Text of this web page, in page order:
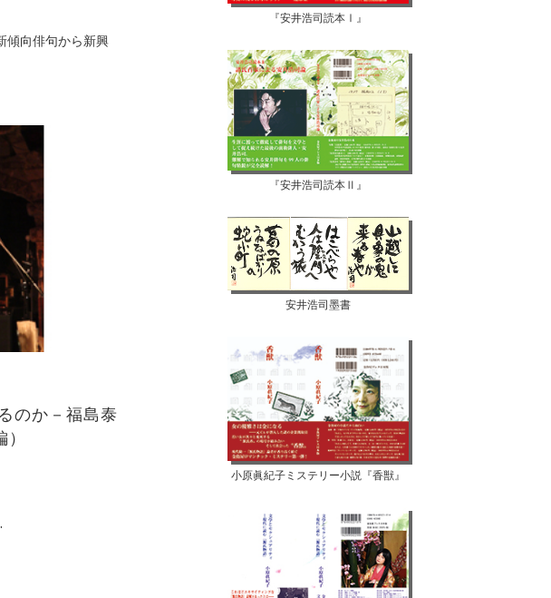
傾向俳句から新興
のか－福島泰
『安井浩司読本Ⅰ』
『安井浩司読本Ⅱ』
安井浩司墨書
小原眞紀子ミステリー小説『香獣』